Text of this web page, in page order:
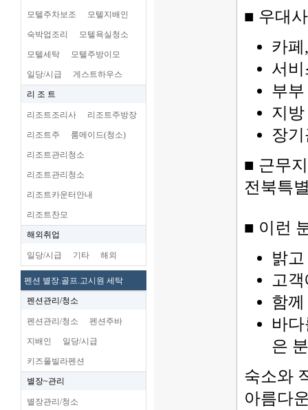
모텔주차보조 모텔지배인
숙박업조리 모텔욕실청소
모텔세탁 모텔주방이모
일당/시급 게스트하우스
리 조 트
리조트조리사 리조트주방장
리조트주 룸메이드(청소)
리조트관리청소
리조트관리청소
리조트카운터안내
리조트찬모
해외취업
일당/시급 기타 해외
펜션 별장.골프.고시원 세탁
펜션관리/청소
펜션관리/청소 펜션주바
지배인 일당/시급
키즈풀빌라펜션
별장~관리
별장관리/청소
■ 우대
카
서
부
지
장
■ 근무지
전북특
■ 이런
밝
고
함
바
은 분
숙소와
아름다